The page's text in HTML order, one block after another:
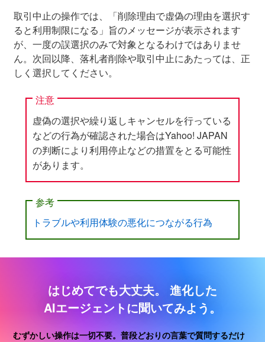
取引中止の操作では、「削除理由で虚偽の理由を選択す
ると利用制限になる」旨のメッセージが表示されます
が、一度の誤選択のみで対象となるわけではありませ
ん。次回以降、落札者削除や取引中止にあたっては、正
しく選択してください。
注意
虚偽の選択や繰り返しキャンセルを行っている
などの行為が確認された場合はYahoo! JAPAN
の判断により利用停止などの措置をとる可能性
があります。
参考
トラブルや利用体験の悪化につながる行為
はじめてでも大丈夫。
進化した
AIエージェントに聞いてみよう。
むずかしい操作は一切不要。普段どおりの言葉で質問するだけ